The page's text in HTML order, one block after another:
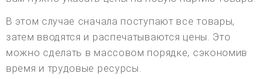
В этом случае сначала поступают все товары,
затем вводятся и распечатываются цены. Это
можно сделать в массовом порядке, сэкономив
время и трудовые ресурсы.